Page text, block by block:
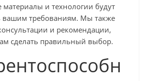
материалы и технологии будут
вашим требованиям. Мы также
и рекомендации,
сделать правильный выбор.